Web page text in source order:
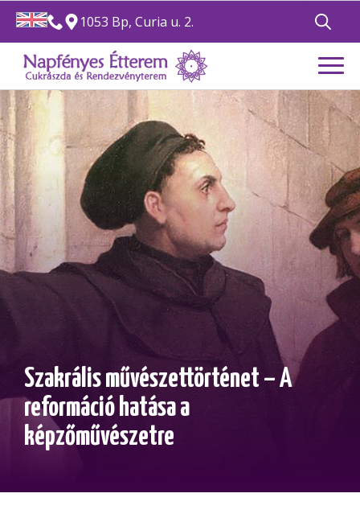
1053 Bp, Curia u. 2.
for:
Szakrális művészettörténet – A
reformáció hatása a
képzőművészetre